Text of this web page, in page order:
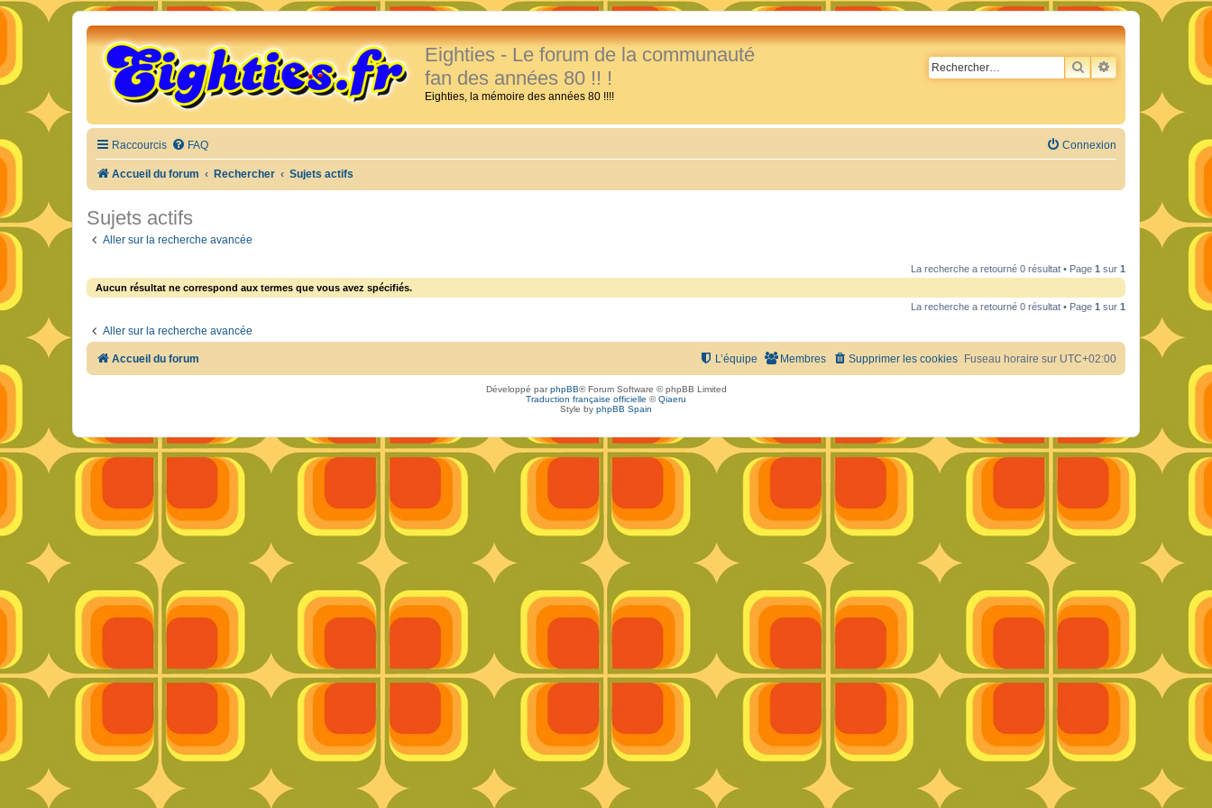
Eighties - Le forum de la communauté
fan des années 80 !! !
Eighties, la mémoire des années 80 !!!!
RECHERCHER
RECHERCHE
Raccourcis FAQ Connexion
Accueil du forum Rechercher Sujets actifs
Sujets actifs
Aller sur la recherche avancée
La recherche a retourné 0 résultat • Page 1 sur 1
Aucun résultat ne correspond aux termes que vous avez spécifiés.
La recherche a retourné 0 résultat • Page 1 sur 1
Aller sur la recherche avancée
Accueil du forum Fuseau horaire sur UTC+02:00
Supprimer les cookies
Membres
L’équipe
Développé parphpBB® Forum Software © phpBB Limited
Traduction française officielle ©Qiaeru
Style by phpBB Spain